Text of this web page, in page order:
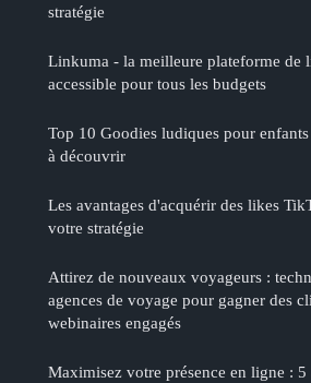
stratégie
Linkuma - la meilleure plateforme
accessible pour tous les budgets
Top 10 Goodies ludiques pour
à découvrir
Les avantages d'acquérir des likes
votre stratégie
Attirez de nouveaux voyageurs :
agences de voyage pour gagner des
webinaires engagés
Maximisez votre présence en ligne : 5